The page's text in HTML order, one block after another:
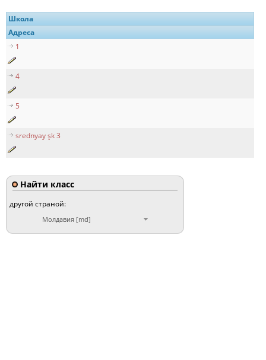
Школа
Адреса
1
4
5
srednyay şk 3
Найти класс
другой страной:
Молдавия [md]